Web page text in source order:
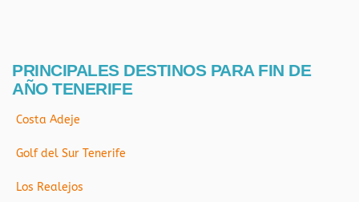
PRINCIPALES DESTINOS PARA FIN DE
AÑO TENERIFE
Costa Adeje
Golf del Sur Tenerife
Los Realejos